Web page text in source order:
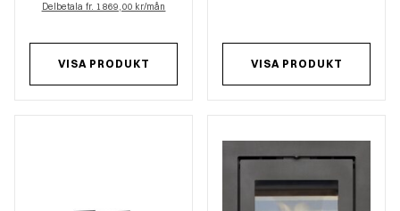
Delbetala fr. 1 869,00 kr/mån
VISA PRODUKT VISA PRODUKT